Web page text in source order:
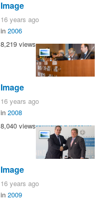
Image
16 years ago
in 2006
8,219 views
Image
16 years ago
in 2008
8,040 views
Image
16 years ago
in 2009